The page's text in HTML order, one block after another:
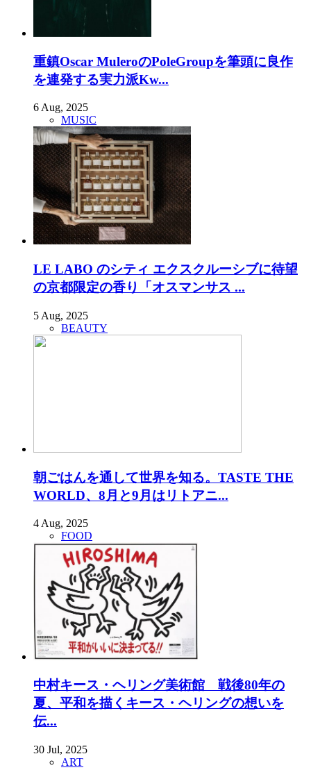
重鎮Oscar MuleroのPoleGroupを筆頭に良作
を連発する実力派Kw...
6 Aug, 2025
MUSIC
LE LABO のシティ エクスクルーシブに待望
の京都限定の香り「オスマンサス ...
5 Aug, 2025
BEAUTY
朝ごはんを通して世界を知る。TASTE THE
WORLD、8月と9月はリトアニ...
4 Aug, 2025
FOOD
中村キース・ヘリング美術館 戦後80年の
夏、平和を描くキース・ヘリングの想いを
伝...
30 Jul, 2025
ART